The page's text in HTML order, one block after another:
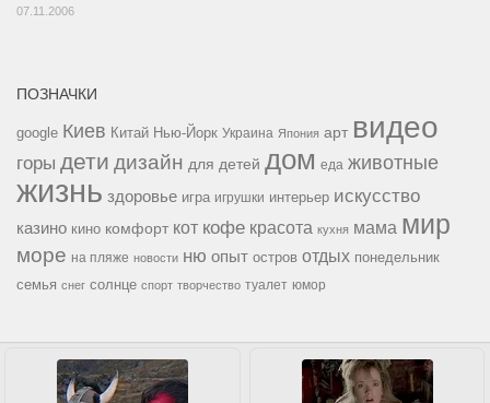
07.11.2006
ПОЗНАЧКИ
google Киев Китай Нью-Йорк Украина Япония арт видео
горы дети дизайн для детей дом еда животные
жизнь здоровье игра игрушки интерьер искусство
казино кино комфорт кот кофе красота кухня мама мир
море на пляже новости ню опыт остров отдых понедельник
семья снег солнце спорт творчество туалет юмор